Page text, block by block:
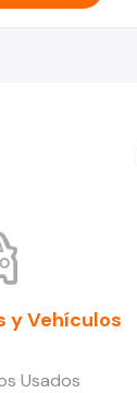
y Vehículos
Usados